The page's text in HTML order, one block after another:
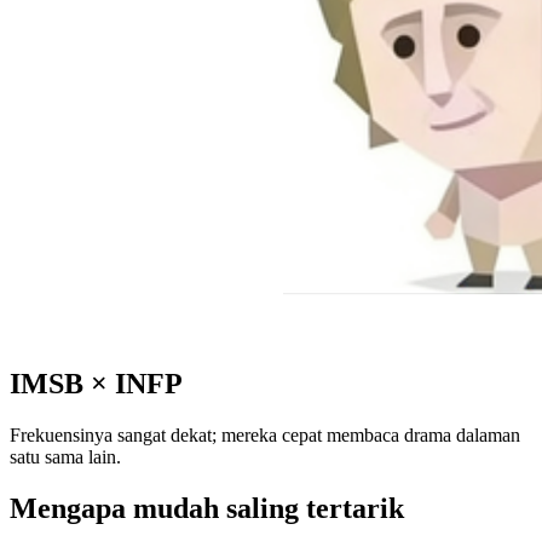
IMSB × INFP
Frekuensinya sangat dekat; mereka cepat membaca drama dalaman
satu sama lain.
Mengapa mudah saling tertarik